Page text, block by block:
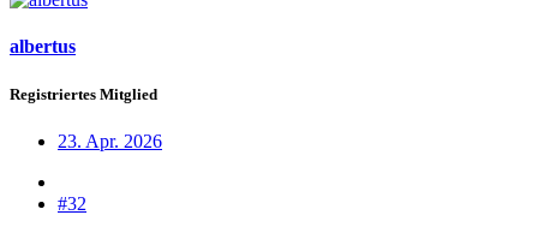
albertus
Registriertes Mitglied
23. Apr. 2026
#32